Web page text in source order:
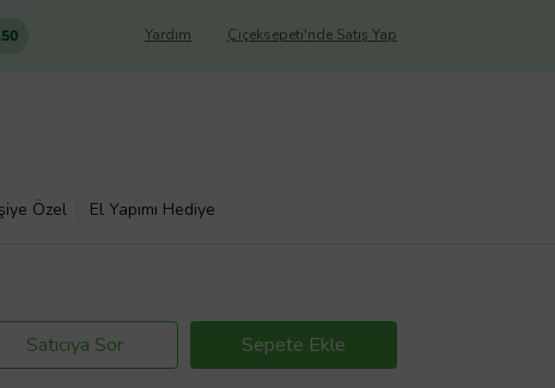
Çiçeksepeti'nde Satış Yap
Yardım
Özel El Yapımı Hediye
Satıcıya Sor Sepete Ekle